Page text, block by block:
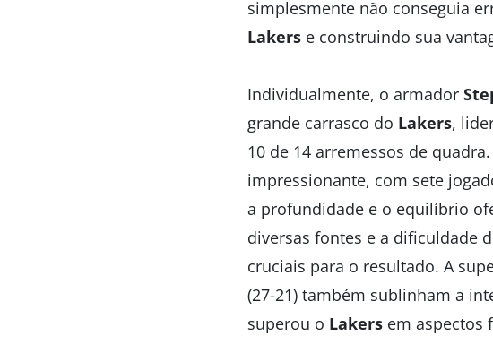
simplesmente não conseguia
Lakers e construindo sua
Individualmente, o armador
grande carrasco do Lakers,
10 de 14 arremessos de
impressionante, com sete
a profundidade e o equilíbrio
diversas fontes e a dificuldade
cruciais para o resultado. A
(27-21) também sublinham a
superou o Lakers em aspectos